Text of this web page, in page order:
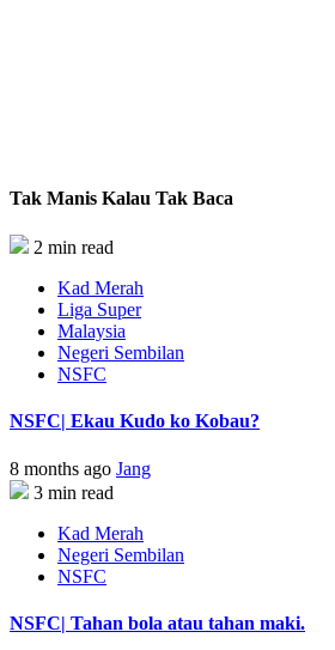
Tak Manis Kalau Tak Baca
2 min read
Kad Merah
Liga Super
Malaysia
Negeri Sembilan
NSFC
NSFC| Ekau Kudo ko Kobau?
8 months ago Jang
3 min read
Kad Merah
Negeri Sembilan
NSFC
NSFC| Tahan bola atau tahan maki.